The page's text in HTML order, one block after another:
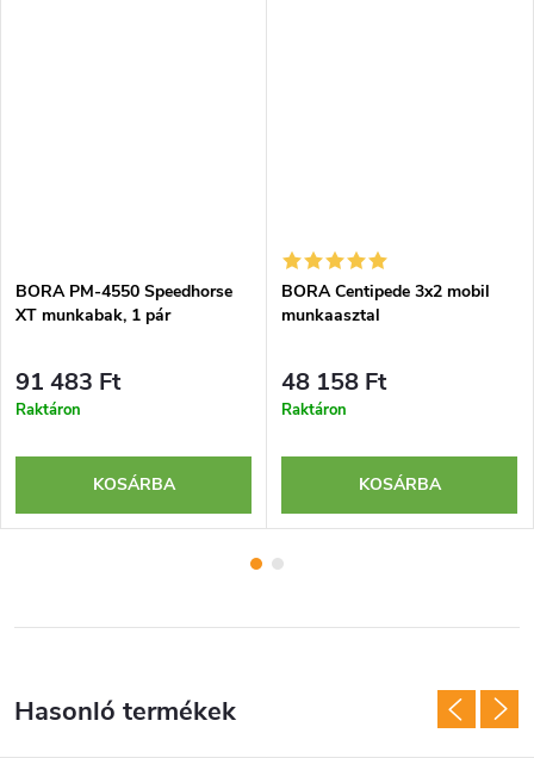
BORA PM-4550 Speedhorse
XT munkabak, 1 pár
91 483 Ft
Raktáron
KOSÁRBA
BORA Centipede 3x2 mobil
munkaasztal
48 158 Ft
Raktáron
KOSÁRBA